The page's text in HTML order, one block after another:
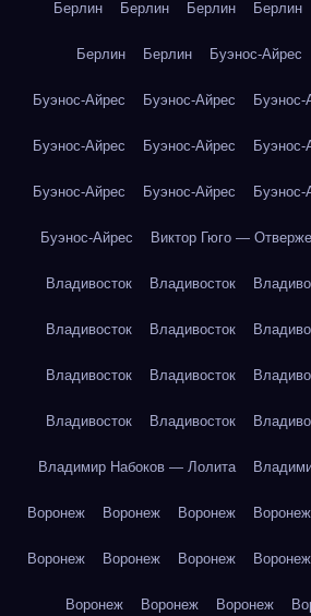
Берлин Берлин Берлин Берлин
Берлин Берлин Буэнос-Айрес
Буэнос-Айрес Буэнос-Айрес Буэнос-
Буэнос-Айрес Буэнос-Айрес Буэнос-
Буэнос-Айрес Буэнос-Айрес Буэнос-
Буэнос-Айрес Виктор Гюго —
Владивосток Владивосток
Владивосток Владивосток
Владивосток Владивосток
Владивосток Владивосток
Владимир Набоков — Лолита
Воронеж Воронеж Воронеж Воронеж
Воронеж Воронеж Воронеж Воронеж
Воронеж Воронеж Воронеж